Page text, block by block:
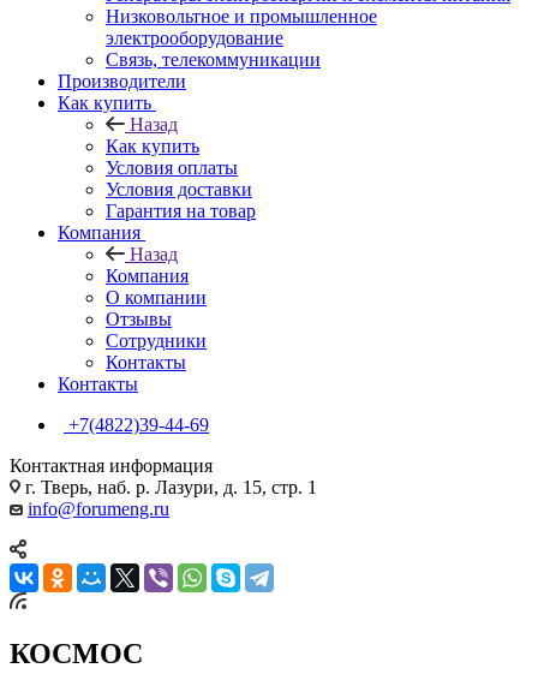
Низковольтное и промышленное
электрооборудование
Связь, телекоммуникации
Производители
Как купить
Назад
Как купить
Условия оплаты
Условия доставки
Гарантия на товар
Компания
Назад
Компания
О компании
Отзывы
Сотрудники
Контакты
Контакты
+7(4822)39-44-69
Контактная информация
г. Тверь, наб. р. Лазури, д. 15, стр. 1
info@forumeng.ru
КОСМОС